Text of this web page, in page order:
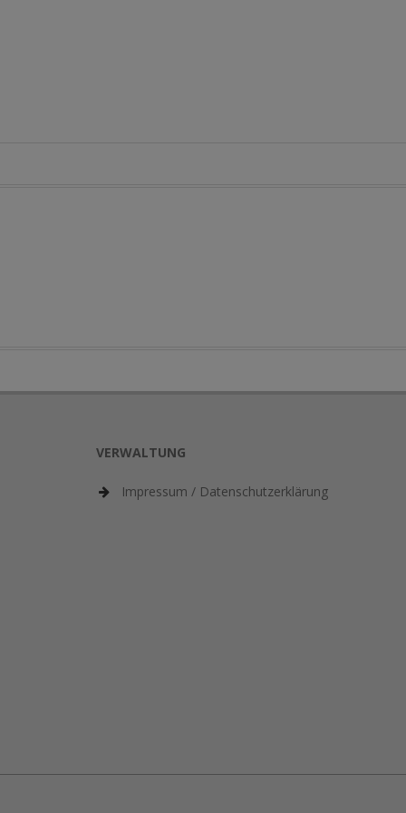
VERWALTUNG
Impressum / Datenschutzerklärung